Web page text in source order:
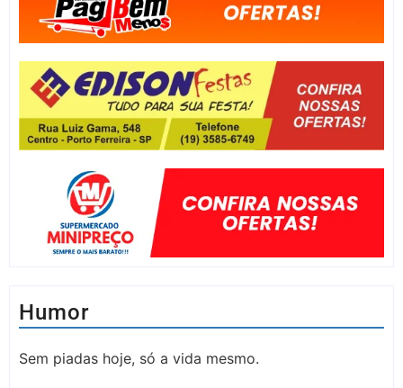
Humor
Sem piadas hoje, só a vida mesmo.